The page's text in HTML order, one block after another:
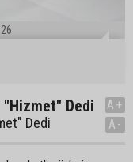
"Hizmet" Dedi
Dedi
A+
A-